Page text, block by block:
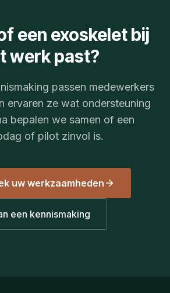
een exoskelet bij
werk past?
passen medewerkers
ervaren ze wat ondersteuning
bepalen we samen of een
of pilot zinvol is.
uw werkzaamheden
een kennismaking